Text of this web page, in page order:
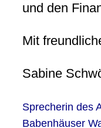
und den
Mit
Sabine
Sprecherin des
Babenhäuser